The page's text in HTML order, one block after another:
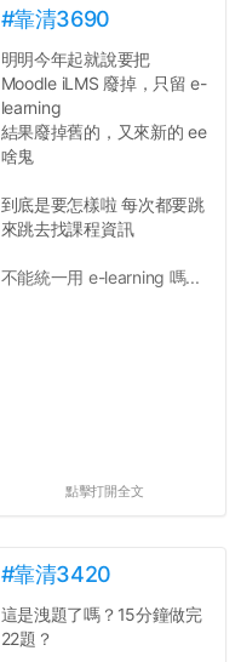
#靠清3690
明明今年起就說要把
Moodle iLMS 廢掉，只留 e-
learning
結果廢掉舊的，又來新的 ee
啥鬼
到底是要怎樣啦 每次都要跳
來跳去找課程資訊
不能統一用 e-learning 嗎...
點擊打開全文
#靠清3420
這是洩題了嗎？15分鐘做完
22題？